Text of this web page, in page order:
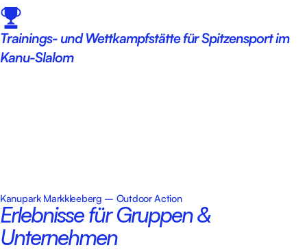
Trainings- und Wettkampfstätte für Spitzensport im
Kanu-Slalom
Kanupark Markkleeberg – Outdoor Action
Erlebnisse für Gruppen &
Unternehmen